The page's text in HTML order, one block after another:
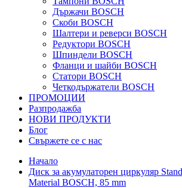
Държачи BOSCH
Скоби BOSCH
Шалтери и реверси BOSCH
Редуктори BOSCH
Шпиндели BOSCH
Фланци и шайби BOSCH
Статори BOSCH
Четкодържатели BOSCH
ПРОМОЦИИ
Разпродажба
НОВИ ПРОДУКТИ
Блог
Свържете се с нас
Начало
Диск за акумулаторен циркуляр
Material BOSCH, 85 mm